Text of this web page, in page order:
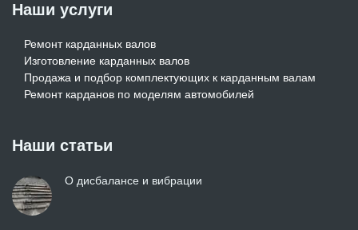
Наши услуги
Ремонт карданных валов
Изготовление карданных валов
Продажа и подбор комплектующих к карданным валам
Ремонт карданов по моделям автомобилей
Наши статьи
О дисбалансе и вибрации